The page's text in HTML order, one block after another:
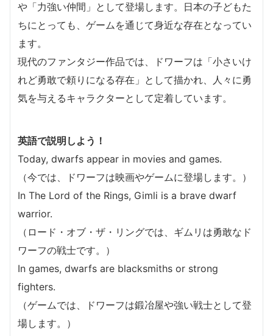
や「力強い仲間」として登場します。日本の子どもた
ちにとっても、ゲームを通じて身近な存在となってい
ます。
現代のファンタジー作品では、ドワーフは「小さいけ
れど勇敢で頼りになる存在」として描かれ、人々に勇
気を与えるキャラクターとして定着しています。
英語で説明しよう！
Today, dwarfs appear in movies and games.
（今では、ドワーフは映画やゲームに登場します。）
In The Lord of the Rings, Gimli is a brave dwarf
warrior.
（ロード・オブ・ザ・リングでは、ギムリは勇敢なド
ワーフの戦士です。）
In games, dwarfs are blacksmiths or strong
fighters.
（ゲームでは、ドワーフは鍛冶屋や強い戦士として登
場します。）